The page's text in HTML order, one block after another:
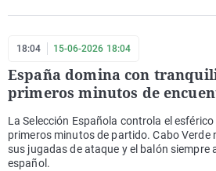
18:04 15-06-2026 18:04
España domina con
primeros minutos de
La Selección Española controla el
primeros minutos de partido. Cabo Verde
sus jugadas de ataque y el balón siempre
español.